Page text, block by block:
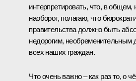
интерпретировать, что, в
наоборот, полагаю, что
правительства должно быть
недорогим, необременительным
всех наших граждан.
Что очень важно – как раз то, о